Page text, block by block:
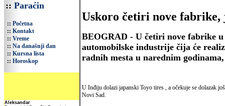
:: Paraćin
:: Početna
:: Kontakt
:: Vreme
:: Na današnji dan
:: Kursna lista
:: Horoskop
Uskoro četiri nove fabrike,
BEOGRAD - U četiri nove fabrike
automobilske industrije čija će
radnih mesta u narednim
U Inđiju dolazi japanski Toyo tires , a očekuje se dolazak
Novi Sad.